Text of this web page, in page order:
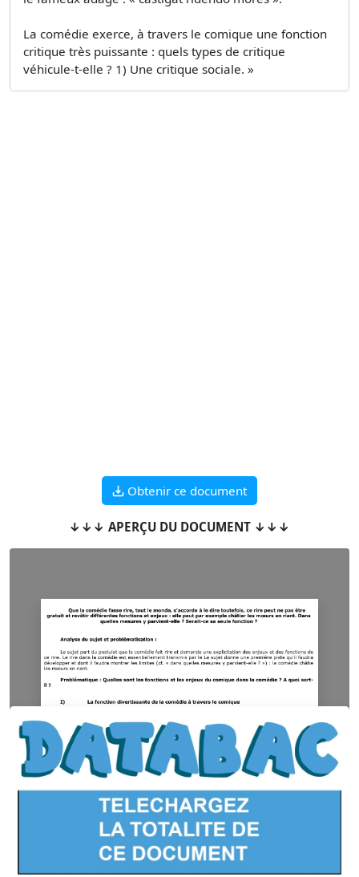
La comédie exerce, à travers le comique une fonction
critique très puissante : quels types de critique
véhicule-t-elle ? 1) Une critique sociale. »
Obtenir ce document
↓↓↓ APERÇU DU DOCUMENT ↓↓↓